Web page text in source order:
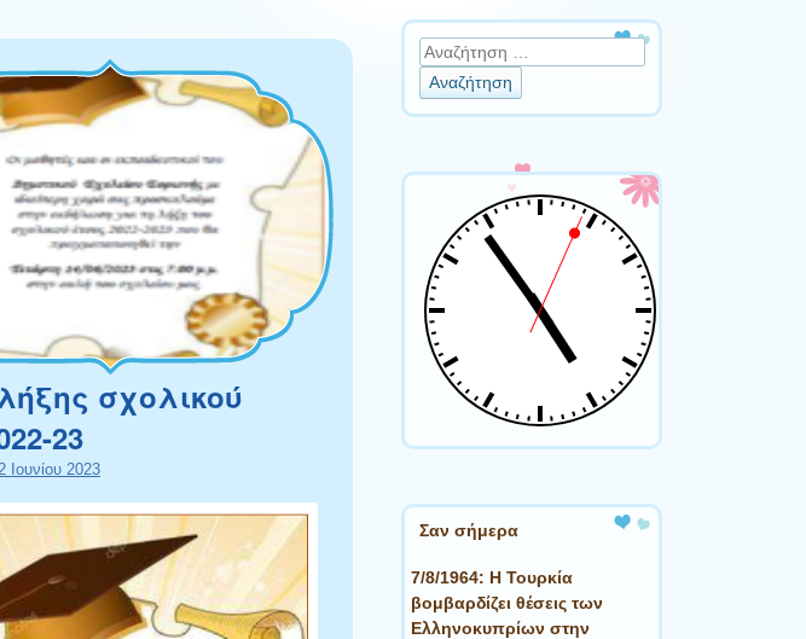
σχολικού
23
Ιουνίου 2023
Αναζήτηση
Σαν σήμερα
7/8/1964: Η Τουρκία
βομβαρδίζει θέσεις των
Ελληνοκυπρίων στην